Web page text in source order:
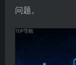
问题。